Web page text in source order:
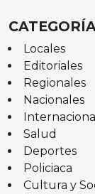
Locales
Editoriales
Regionales
Nacionales
Salud
Deportes
Policiaca
Cultura y